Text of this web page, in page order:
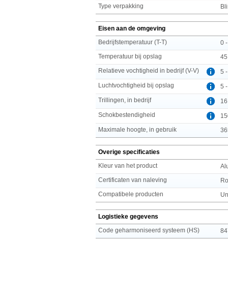
Type verpakking
Eisen aan de omgeving
Bedrijfstemperatuur (T-T)
0
Temperatuur bij opslag
Relatieve vochtigheid in bedrijf (V-V)
5
Luchtvochtigheid bij opslag
5
Trillingen, in bedrijf
Schokbestendigheid
Maximale hoogte, in gebruik
Overige specificaties
Kleur van het product
Certificaten van naleving
Compatibele producten
Logistieke gegevens
Code geharmoniseerd systeem (HS)